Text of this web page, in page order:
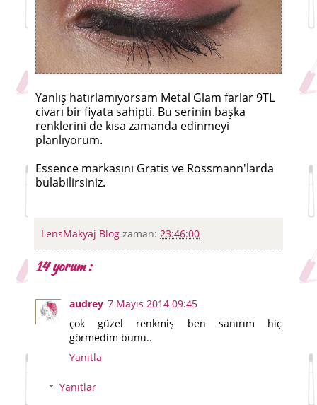
Yanlış hatırlamıyorsam Metal Glam farlar 9TL
civarı bir fiyata sahipti. Bu serinin başka
renklerini de kısa zamanda edinmeyi
planlıyorum.
Essence markasını Gratis ve Rossmann'larda
bulabilirsiniz.
LensMakyaj Blog zaman: 23:46:00
14 yorum :
audrey 7 Mayıs 2014 09:45
çok güzel renkmiş ben sanırım hiç
görmedim bunu..
Yanıtla
Yanıtlar